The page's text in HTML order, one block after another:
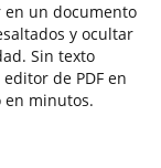
en un documento
y ocultar
Sin texto
de PDF en
minutos.